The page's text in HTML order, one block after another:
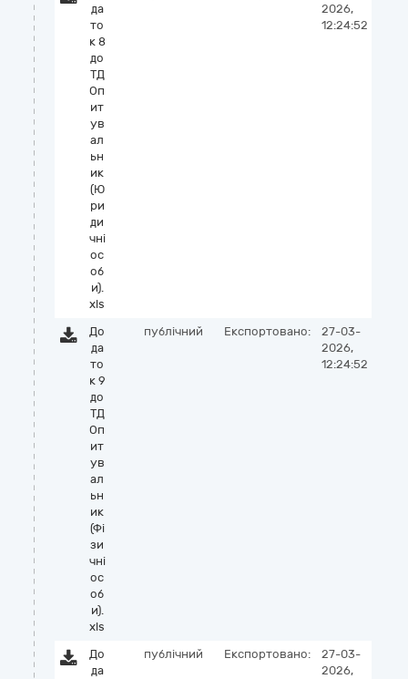
да
то
к 8
до
ТД
Оп
ит
ув
ал
ьн
ик
(Ю
ри
ди
чні
ос
об
и).
xls
2026,
12:24:52
До
да
то
к 9
до
ТД
Оп
ит
ув
ал
ьн
ик
(Фі
зи
чні
ос
об
и).
xls
публічний Експортовано:
27-03-
2026,
12:24:52
До
да
публічний Експортовано:
27-03-
2026,